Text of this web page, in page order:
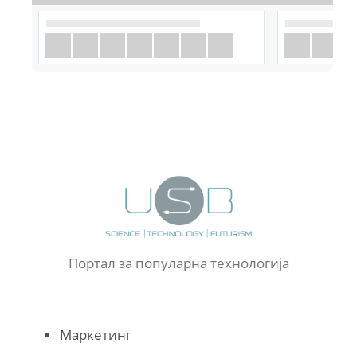
Портал за популарна технологија
Маркетинг